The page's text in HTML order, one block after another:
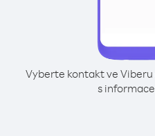
Vyberte kontakt ve
s